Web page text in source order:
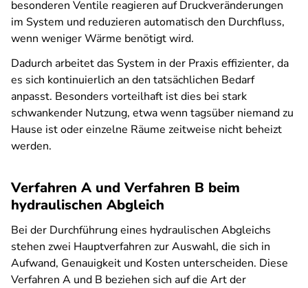
besonderen Ventile reagieren auf Druckveränderungen
im System und reduzieren automatisch den Durchfluss,
wenn weniger Wärme benötigt wird.
Dadurch arbeitet das System in der Praxis effizienter, da
es sich kontinuierlich an den tatsächlichen Bedarf
anpasst. Besonders vorteilhaft ist dies bei stark
schwankender Nutzung, etwa wenn tagsüber niemand zu
Hause ist oder einzelne Räume zeitweise nicht beheizt
werden.
Verfahren A und Verfahren B beim
hydraulischen Abgleich
Bei der Durchführung eines hydraulischen Abgleichs
stehen zwei Hauptverfahren zur Auswahl, die sich in
Aufwand, Genauigkeit und Kosten unterscheiden. Diese
Verfahren A und B beziehen sich auf die Art der